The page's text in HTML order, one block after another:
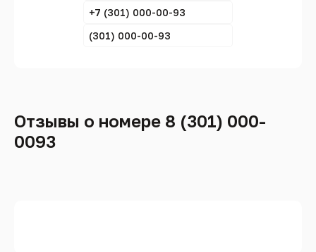
+7 (301) 000-00-93
(301) 000-00-93
Отзывы о номере 8 (301) 000-
0093